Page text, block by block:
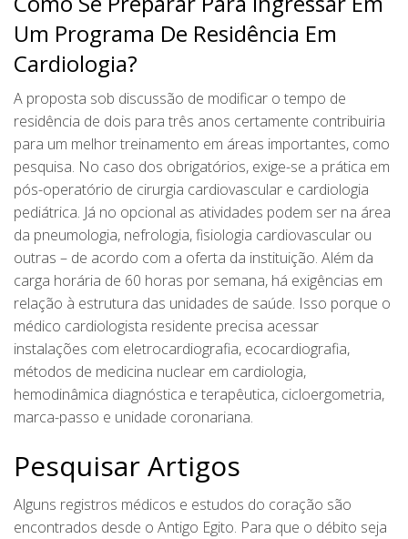
Um Programa De Residência Em
Cardiologia?
A proposta sob discussão de modificar o tempo de
residência de dois para três anos certamente contribuiria
para um melhor treinamento em áreas importantes, como
pesquisa. No caso dos obrigatórios, exige-se a prática em
pós-operatório de cirurgia cardiovascular e cardiologia
pediátrica. Já no opcional as atividades podem ser na área
da pneumologia, nefrologia, fisiologia cardiovascular ou
outras – de acordo com a oferta da instituição. Além da
carga horária de 60 horas por semana, há exigências em
relação à estrutura das unidades de saúde. Isso porque o
médico cardiologista residente precisa acessar
instalações com eletrocardiografia, ecocardiografia,
métodos de medicina nuclear em cardiologia,
hemodinâmica diagnóstica e terapêutica, cicloergometria,
marca-passo e unidade coronariana.
Pesquisar Artigos
Alguns registros médicos e estudos do coração são
encontrados desde o Antigo Egito. Para que o débito seja